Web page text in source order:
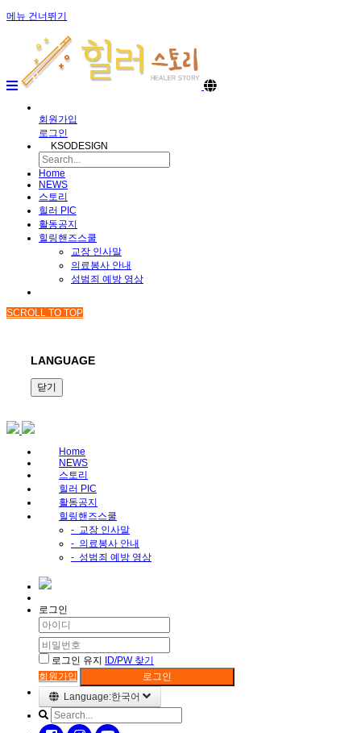
메뉴 건너뛰기
회원가입
로그인
KSODESIGN
Home
NEWS
스토리
힐러 PIC
활동공지
힐링핸즈스쿨
교장 인사말
의료봉사 안내
성범죄 예방 영상
SCROLL TO TOP
LANGUAGE
닫기
Home
NEWS
스토리
힐러 PIC
활동공지
힐링핸즈스쿨
- 교장 인사말
- 의료봉사 안내
- 성범죄 예방 영상
로그인
로그인 유지
ID/PW 찾기
회원가입
로그인
Language:한국어